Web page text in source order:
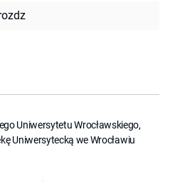
Uniwersytetu Wrocławskiego,
Uniwersytecką we Wrocławiu